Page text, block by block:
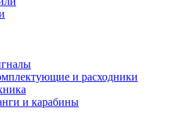
и расходники
и карабины